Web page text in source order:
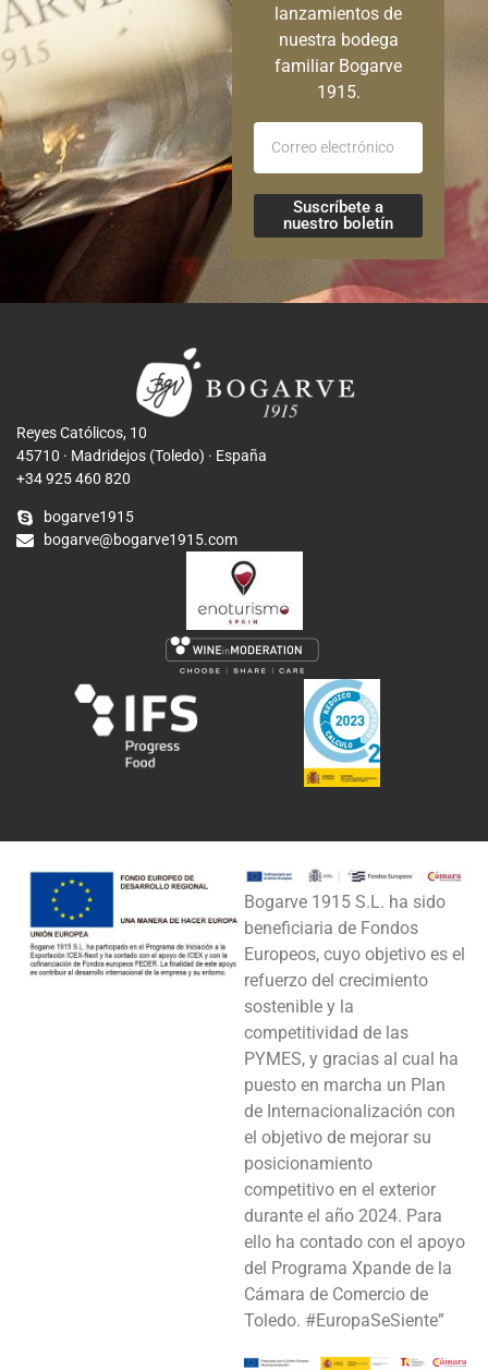
lanzamientos de
nuestra bodega
familiar Bogarve
1915.
Suscríbete a
nuestro boletín
Reyes Católicos, 10
45710 · Madridejos (Toledo) · España
+34 925 460 820
bogarve1915
bogarve@bogarve1915.com
Bogarve 1915 S.L. ha sido
beneficiaria de Fondos
Europeos, cuyo objetivo es el
refuerzo del crecimiento
sostenible y la
competitividad de las
PYMES, y gracias al cual ha
puesto en marcha un Plan
de Internacionalización con
el objetivo de mejorar su
posicionamiento
competitivo en el exterior
durante el año 2024. Para
ello ha contado con el apoyo
del Programa Xpande de la
Cámara de Comercio de
Toledo. #EuropaSeSiente”